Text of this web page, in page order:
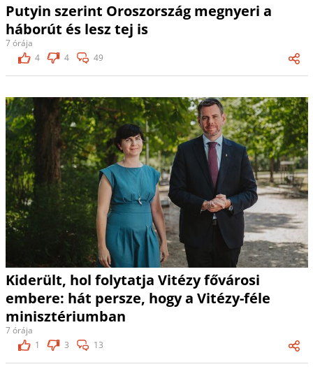
Putyin szerint Oroszország megnyeri a
háborút és lesz tej is
7 órája
4
4 49
Kiderült, hol folytatja Vitézy fővárosi
embere: hát persze, hogy a Vitézy-féle
minisztériumban
7 órája
1
3 13